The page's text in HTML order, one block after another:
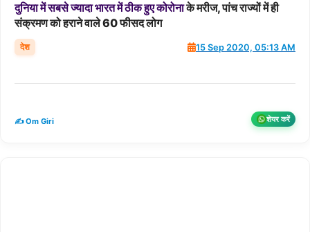
दुनियामेंसबसेज्यादाभारतमेंठीकहुएकोरोनाके मरीज, पांच राज्यों में ही
संक्रमण को हराने वाले 60 फीसद लोग
देश 15 Sep 2020, 05:13 AM
✍️ Om Giri शेयर करें